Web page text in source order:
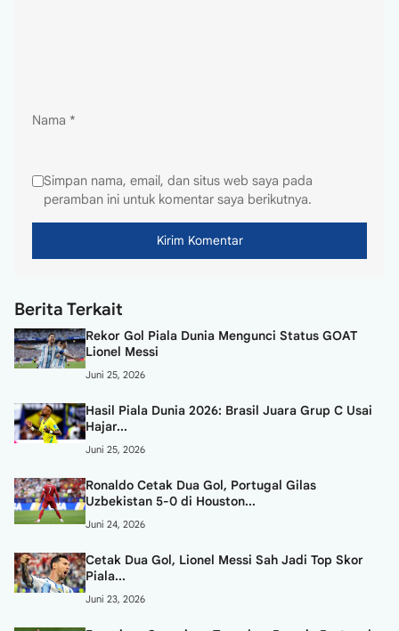
Nama *
Simpan nama, email, dan situs web saya pada
peramban ini untuk komentar saya berikutnya.
Berita Terkait
Rekor Gol Piala Dunia Mengunci Status GOAT
Lionel Messi
Juni 25, 2026
Hasil Piala Dunia 2026: Brasil Juara Grup C Usai
Hajar...
Juni 25, 2026
Ronaldo Cetak Dua Gol, Portugal Gilas
Uzbekistan 5-0 di Houston...
Juni 24, 2026
Cetak Dua Gol, Lionel Messi Sah Jadi Top Skor
Piala...
Juni 23, 2026